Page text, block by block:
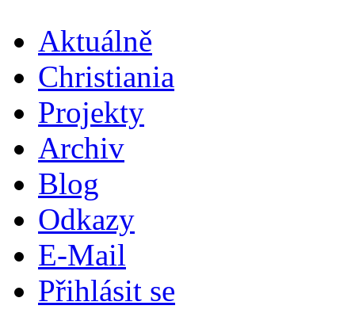
Aktuálně
Christiania
Projekty
Archiv
Blog
Odkazy
E-Mail
Přihlásit se